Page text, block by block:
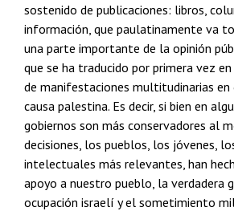
sostenido de publicaciones: libros,
información, que paulatinamente va
una parte importante de la opinión
que se ha traducido por primera vez
de manifestaciones multitudinarias en
causa palestina. Es decir, si bien en
gobiernos son más conservadores al
decisiones, los pueblos, los jóvenes,
intelectuales más relevantes, han
apoyo a nuestro pueblo, la verdadera
ocupación israelí y el sometimiento